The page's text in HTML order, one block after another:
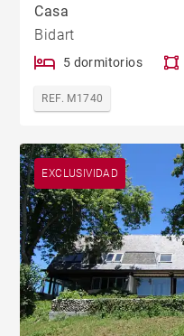
Casa
Bidart
5 dormitorios
REF. M1740
EXCLUSIVIDAD